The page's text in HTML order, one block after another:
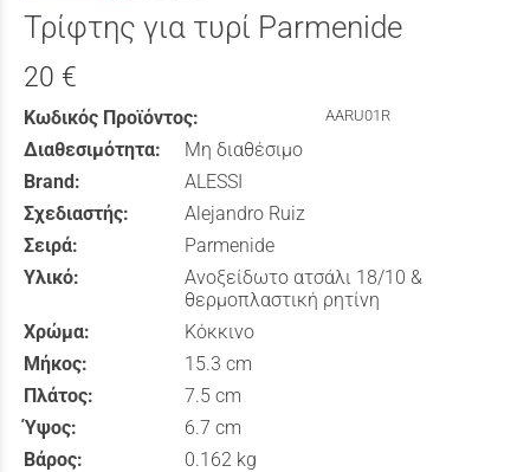
Τρίφτης για τυρί Parmenide
20 €
Κωδικός Προϊόντος: AARU01R
Διαθεσιμότητα:
Μη διαθέσιμο
Brand:
ALESSI
Σχεδιαστής:
Alejandro Ruiz
Σειρά:
Parmenide
Υλικό:
Ανοξείδωτο ατσάλι 18/10 &
θερμοπλαστική ρητίνη
Χρώμα:
Κόκκινο
Μήκος:
15.3 cm
Πλάτος:
7.5 cm
Ύψος:
6.7 cm
Βάρος:
0.162 kg